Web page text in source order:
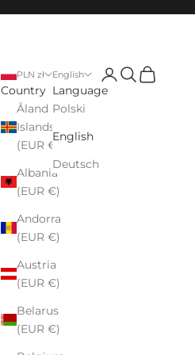
PLN zł
Country
Åland
Islands
(EUR €)
Albania
(EUR €)
Andorra
(EUR €)
Austria
(EUR €)
Belarus
(EUR €)
English
Language
Polski
English
Deutsch
LoginSearch
Cart